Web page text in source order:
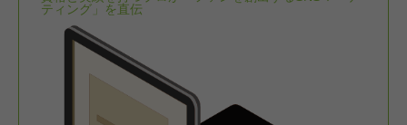
ティング」を直伝